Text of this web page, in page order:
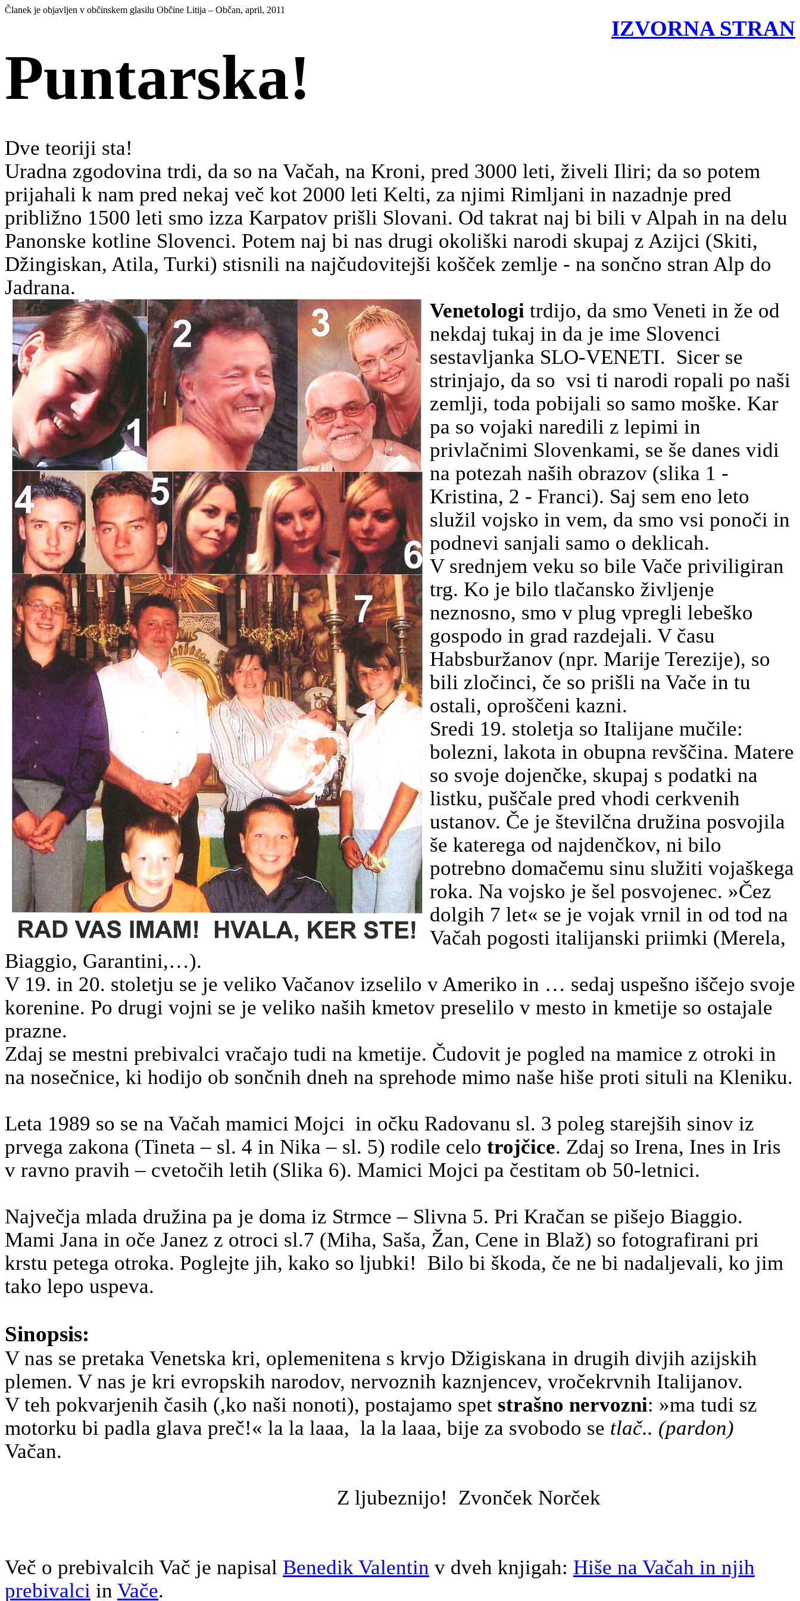
Članek je objavljen v občinskem glasilu Občine Litija – Občan, april, 2011
IZVORNA STRAN
Puntarska!
Dve teoriji sta!
Uradna zgodovina trdi, da so na Vačah, na Kroni, pred 3000 leti, živeli Iliri; da so potem
prijahali k nam pred nekaj več kot 2000 leti Kelti, za njimi Rimljani in nazadnje pred
približno 1500 leti smo izza Karpatov prišli Slovani. Od takrat naj bi bili v Alpah in na delu
Panonske kotline Slovenci. Potem naj bi nas drugi okoliški narodi skupaj z Azijci (Skiti,
Džingiskan, Atila, Turki) stisnili na najčudovitejši košček zemlje - na sončno stran Alp do
Jadrana.
Venetologi trdijo, da smo Veneti in že od
nekdaj tukaj in da je ime Slovenci
sestavljanka SLO-VENETI. Sicer se
strinjajo, da so vsi ti narodi ropali po naši
zemlji, toda pobijali so samo moške. Kar
pa so vojaki naredili z lepimi in
privlačnimi Slovenkami, se še danes vidi
na potezah naših obrazov (slika 1 -
Kristina, 2 - Franci). Saj sem eno leto
služil vojsko in vem, da smo vsi ponoči in
podnevi sanjali samo o deklicah.
V srednjem veku so bile Vače priviligiran
trg. Ko je bilo tlačansko življenje
neznosno, smo v plug vpregli lebeško
gospodo in grad razdejali. V času
Habsburžanov (npr. Marije Terezije), so
bili zločinci, če so prišli na Vače in tu
ostali, oproščeni kazni.
Sredi 19. stoletja so Italijane mučile:
bolezni, lakota in obupna revščina. Matere
so svoje dojenčke, skupaj s podatki na
listku, puščale pred vhodi cerkvenih
ustanov. Če je številčna družina posvojila
še katerega od najdenčkov, ni bilo
potrebno domačemu sinu služiti vojaškega
roka. Na vojsko je šel posvojenec. »Čez
dolgih 7 let« se je vojak vrnil in od tod na
Vačah pogosti italijanski priimki (Merela,
Biaggio, Garantini,…).
V 19. in 20. stoletju se je veliko Vačanov izselilo v Ameriko in … sedaj uspešno iščejo svoje
korenine. Po drugi vojni se je veliko naših kmetov preselilo v mesto in kmetije so ostajale
prazne.
Zdaj se mestni prebivalci vračajo tudi na kmetije. Čudovit je pogled na mamice z otroki in
na nosečnice, ki hodijo ob sončnih dneh na sprehode mimo naše hiše proti situli na Kleniku.
Leta 1989 so se na Vačah mamici Mojci in očku Radovanu sl. 3 poleg starejših sinov iz
prvega zakona (Tineta – sl. 4 in Nika – sl. 5) rodile celo trojčice. Zdaj so Irena, Ines in Iris
v ravno pravih – cvetočih letih (Slika 6). Mamici Mojci pa čestitam ob 50-letnici.
Največja mlada družina pa je doma iz Strmce – Slivna 5. Pri Kračan se pišejo Biaggio.
Mami Jana in oče Janez z otroci sl.7 (Miha, Saša, Žan, Cene in Blaž) so fotografirani pri
krstu petega otroka. Poglejte jih, kako so ljubki! Bilo bi škoda, če ne bi nadaljevali, ko jim
tako lepo uspeva.
Sinopsis:
V nas se pretaka Venetska kri, oplemenitena s krvjo Džigiskana in drugih divjih azijskih
plemen. V nas je kri evropskih narodov, nervoznih kaznjencev, vročekrvnih Italijanov.
V teh pokvarjenih časih (,ko naši nonoti), postajamo spet strašno nervozni: »ma tudi sz
motorku bi padla glava preč!« la la laaa, la la laaa, bije za svobodo se tlač.. (pardon)
Vačan.
Z ljubeznijo! Zvonček Norček
Več o prebivalcih Vač je napisal Benedik Valentin v dveh knjigah: Hiše na Vačah in njih
prebivalci in Vače.